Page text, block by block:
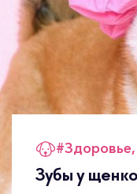
#Здоровье,
Зубы у